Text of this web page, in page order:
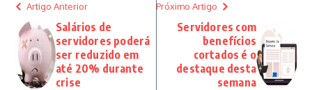
Artigo Anterior
Salários de
servidores poderá
ser reduzido em
até 20% durante
crise
Próximo Artigo
Servidores com
benefícios
cortados é o
destaque desta
semana